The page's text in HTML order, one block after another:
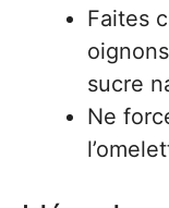
Faites
sucre
Ne